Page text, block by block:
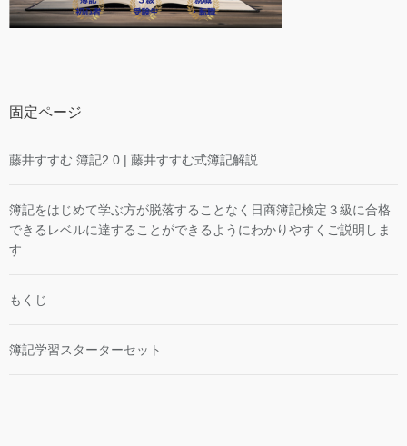
固定ページ
藤井すすむ 簿記2.0 | 藤井すすむ式簿記解説
簿記をはじめて学ぶ方が脱落することなく日商簿記検定３級に合格
できるレベルに達することができるようにわかりやすくご説明しま
す
もくじ
簿記学習スターターセット